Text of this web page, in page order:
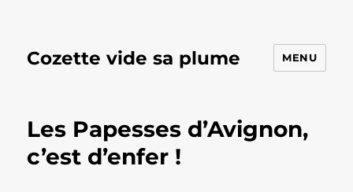
Cozette vide sa plume MENU
Les Papesses d’Avignon,
c’est d’enfer !